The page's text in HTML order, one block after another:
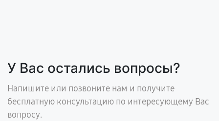
У Вас остались вопросы?
Напишите или позвоните нам и получите
бесплатную консультацию по интересующему Вас
вопросу.